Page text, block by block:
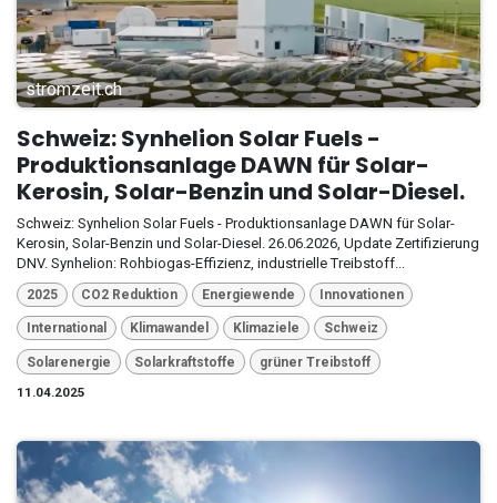
stromzeit.ch
Schweiz: Synhelion Solar Fuels -
Produktionsanlage DAWN für Solar-
Kerosin, Solar-Benzin und Solar-Diesel.
Schweiz: Synhelion Solar Fuels - Produktionsanlage DAWN für Solar-
Kerosin, Solar-Benzin und Solar-Diesel. 26.06.2026, Update Zertifizierung
DNV. Synhelion: Rohbiogas-Effizienz, industrielle Treibstoff...
2025 CO2 Reduktion Energiewende Innovationen
International Klimawandel Klimaziele Schweiz
Solarenergie Solarkraftstoffe
grüner Treibstoff
11.04.2025